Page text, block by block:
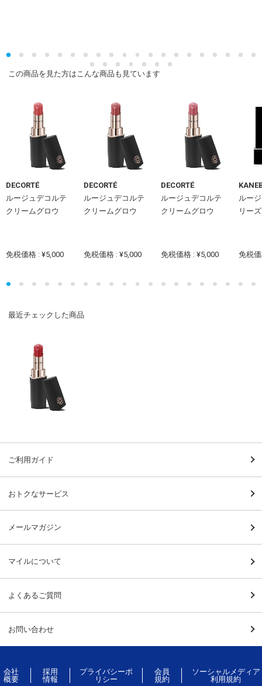
この商品を見た方はこんな商品も見ています
DECORTÉ
ルージュデコルテ
クリームグロウ
免税価格 : ¥5,000
DECORTÉ
ルージュデコルテ
クリームグロウ
免税価格 : ¥5,000
DECORTÉ
ルージュデコルテ
クリームグロウ
免税価格 : ¥5,000
ルー
リーズ
免税
最近チェックした商品
ご利用ガイド
おトクなサービス
メールマガジン
マイルについて
よくあるご質問
お問い合わせ
会社
概要
採用
情報
プライバシーポ
リシー
会員
規約
ソーシャルメディア
利用規約